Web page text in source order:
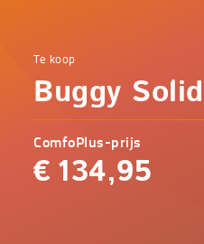
Home
Veilig
onderweg
Solid
Elite
XL
Comfoplus
-
Te koop
Buggy
ComfoPlus-prijs
€ 134,95